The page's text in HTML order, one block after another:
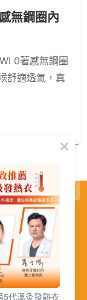
無鋼圈內
0著感無鋼圈
舒適透氣，真
息 |企業徵才
息）
5代溫灸發熱衣